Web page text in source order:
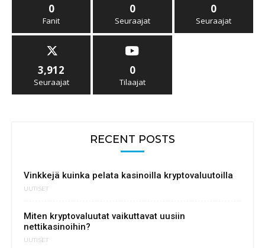
0
Fanit
0
Seuraajat
0
Seuraajat
3,912
Seuraajat
0
Tilaajat
RECENT POSTS
Vinkkejä kuinka pelata kasinoilla kryptovaluutoilla
UUTISET
Miten kryptovaluutat vaikuttavat uusiin
nettikasinoihin?
UUTISET